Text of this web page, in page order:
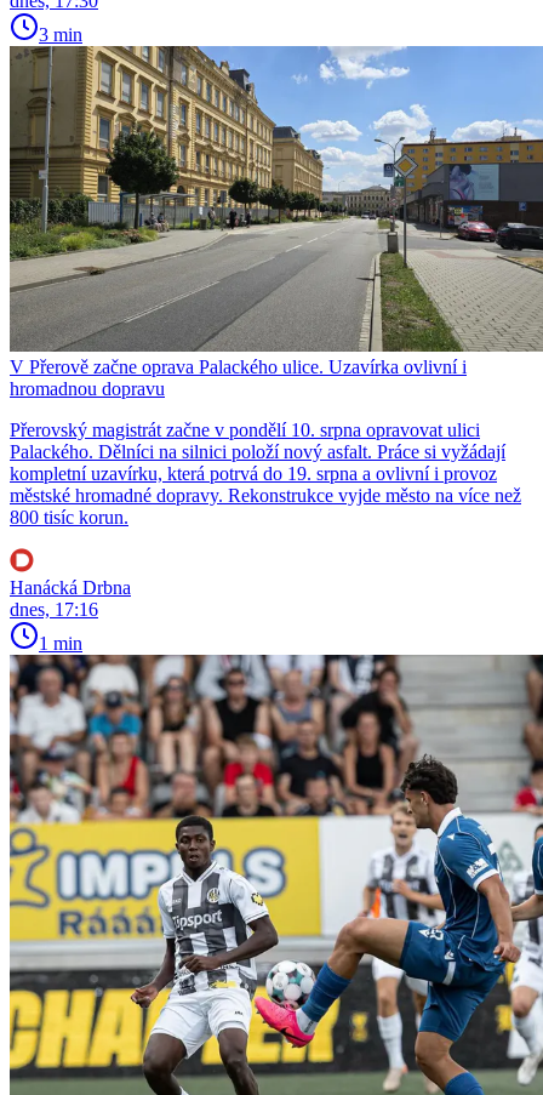
3 min
V Přerově začne oprava Palackého ulice. Uzavírka ovlivní i
hromadnou dopravu
Přerovský magistrát začne v pondělí 10. srpna opravovat ulici
Palackého. Dělníci na silnici položí nový asfalt. Práce si vyžádají
kompletní uzavírku, která potrvá do 19. srpna a ovlivní i provoz
městské hromadné dopravy. Rekonstrukce vyjde město na více než
800 tisíc korun.
Hanácká Drbna
dnes, 17:16
1 min